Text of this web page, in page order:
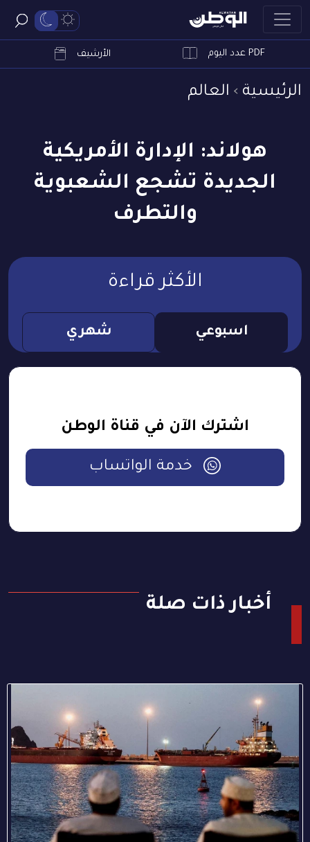
PDF عدد اليوم الأرشيف
الرئيسية العالم
هولاند: الإدارة الأمريكية
الجديدة تشجع الشعبوية
والتطرف
الأكثر قراءة
اسبوعي شهري
اشترك الآن في قناة الوطن
خدمة الواتساب
أخبار ذات صلة